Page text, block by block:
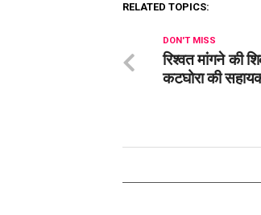
RELATED TOPICS:
DON'T MISS
रिश्वत मांगने की
कटघोरा की